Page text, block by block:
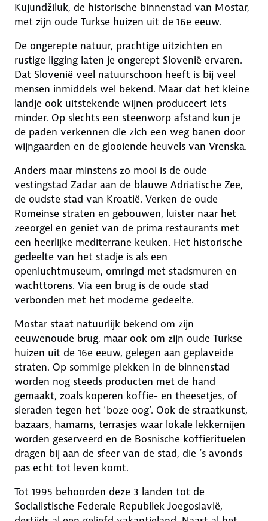
Kujundžiluk, de historische binnenstad van Mostar,
met zijn oude Turkse huizen uit de 16e eeuw.
De ongerepte natuur, prachtige uitzichten en
rustige ligging laten je ongerept Slovenië ervaren.
Dat Slovenië veel natuurschoon heeft is bij veel
mensen inmiddels wel bekend. Maar dat het kleine
landje ook uitstekende wijnen produceert iets
minder. Op slechts een steenworp afstand kun je
de paden verkennen die zich een weg banen door
wijngaarden en de glooiende heuvels van Vrenska.
Anders maar minstens zo mooi is de oude
vestingstad Zadar aan de blauwe Adriatische Zee,
de oudste stad van Kroatië. Verken de oude
Romeinse straten en gebouwen, luister naar het
zeeorgel en geniet van de prima restaurants met
een heerlijke mediterrane keuken. Het historische
gedeelte van het stadje is als een
openluchtmuseum, omringd met stadsmuren en
wachttorens. Via een brug is de oude stad
verbonden met het moderne gedeelte.
Mostar staat natuurlijk bekend om zijn
eeuwenoude brug, maar ook om zijn oude Turkse
huizen uit de 16e eeuw, gelegen aan geplaveide
straten. Op sommige plekken in de binnenstad
worden nog steeds producten met de hand
gemaakt, zoals koperen koffie- en theesetjes, of
sieraden tegen het ‘boze oog’. Ook de straatkunst,
bazaars, hamams, terrasjes waar lokale lekkernijen
worden geserveerd en de Bosnische koffierituelen
dragen bij aan de sfeer van de stad, die ’s avonds
pas echt tot leven komt.
Tot 1995 behoorden deze 3 landen tot de
Socialistische Federale Republiek Joegoslavië,